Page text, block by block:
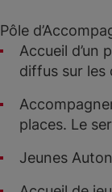
Pôle
Accueil d’un
diffus sur les
places. Le
Jeunes